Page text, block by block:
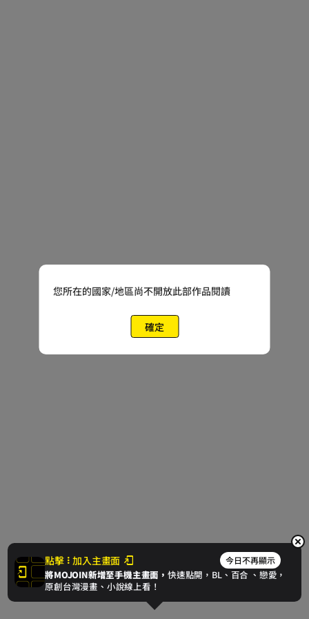
您所在的國家/地區尚不開放此部作品閱讀
確定
點擊 加入主畫面 今日不再顯示
將MOJOIN新增至手機主畫面，快速點開，BL、 百合 、戀愛，
原創台灣漫畫、小說線上看！